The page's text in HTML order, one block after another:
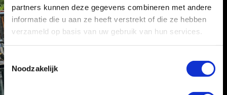
partners kunnen deze gegevens combineren met andere
informatie die u aan ze heeft verstrekt of die ze hebben
verzameld op basis van uw gebruik van hun services.
T
o
Noodzakelijk